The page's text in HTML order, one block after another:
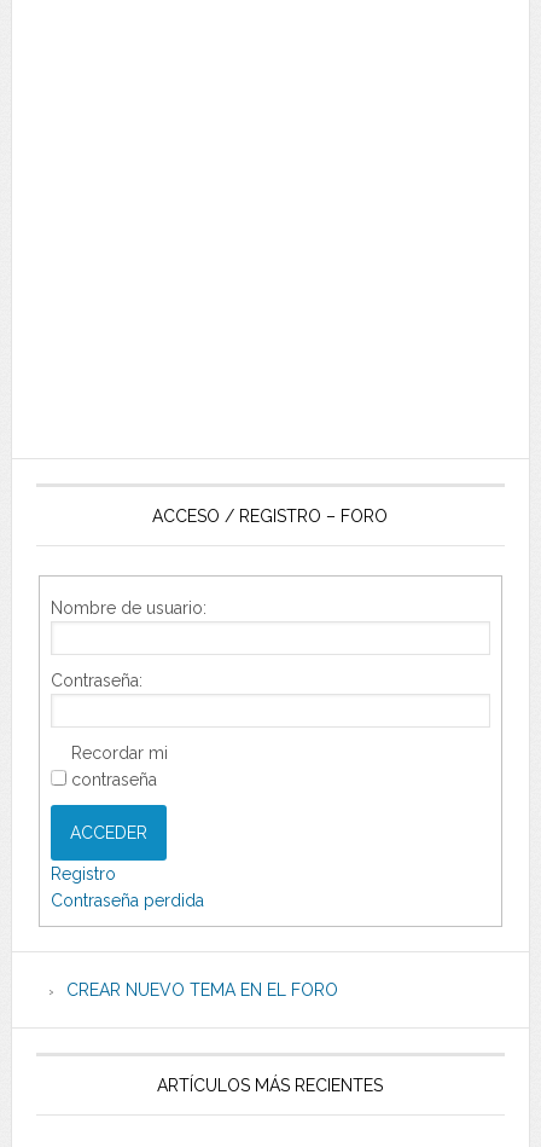
ACCESO / REGISTRO – FORO
Nombre de usuario:
Contraseña:
Recordar mi
contraseña
ACCEDER
Registro
Contraseña perdida
CREAR NUEVO TEMA EN EL FORO
ARTÍCULOS MÁS RECIENTES